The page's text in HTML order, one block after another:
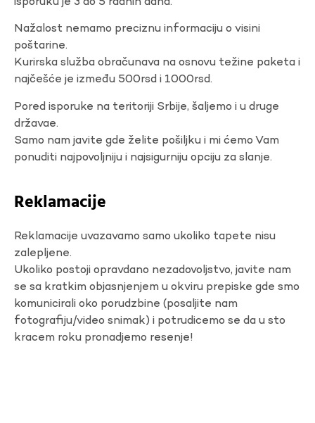
Nažalost nemamo preciznu informaciju o visini
poštarine.
Kurirska služba obračunava na osnovu težine paketa i
najčešće je između 500rsd i 1000rsd.
Pored isporuke na teritoriji Srbije, šaljemo i u druge
državae.
Samo nam javite gde želite pošiljku i mi ćemo Vam
ponuditi najpovoljniju i najsigurniju opciju za slanje.
Reklamacije
Reklamacije uvazavamo samo ukoliko tapete nisu
zalepljene.
Ukoliko postoji opravdano nezadovoljstvo, javite nam
se sa kratkim objasnjenjem u okviru prepiske gde smo
komunicirali oko porudzbine (posaljite nam
fotografiju/video snimak) i potrudicemo se da u sto
kracem roku pronadjemo resenje!